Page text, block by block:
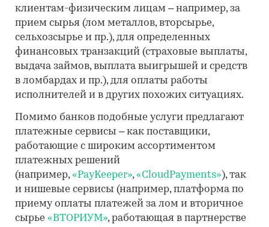
клиентам-физическим лицам – например, за
прием сырья (лом металлов, вторсырье,
сельхозсырье и пр.), для определенных
финансовых транзакций (страховые выплаты,
выдача займов, выплата выигрышей и средств
в ломбардах и пр.), для оплаты работы
исполнителей и в других похожих ситуациях.
Помимо банков подобные услуги предлагают
платежные сервисы – как поставщики,
работающие с широким ассортиментом
платежных решений
(например,«PayKeeper»,«CloudPayments»), так
и нишевые сервисы (например, платформа по
приему оплаты платежей за лом и вторичное
сырье «ВТОРИУМ», работающая в партнерстве